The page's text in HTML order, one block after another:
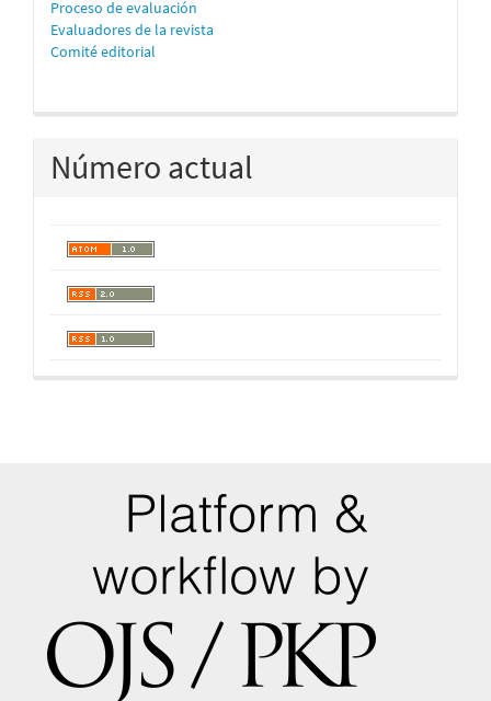
Proceso de evaluación
Evaluadores de la revista
Comité editorial
Número actual